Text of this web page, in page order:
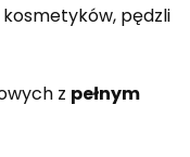
pędzli
z pełnym